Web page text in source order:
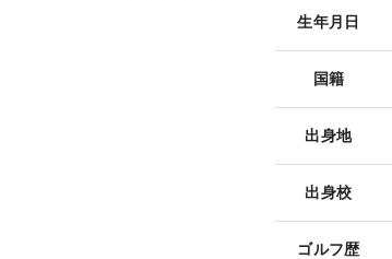
生年月日
国籍
出身地
出身校
ゴルフ歴